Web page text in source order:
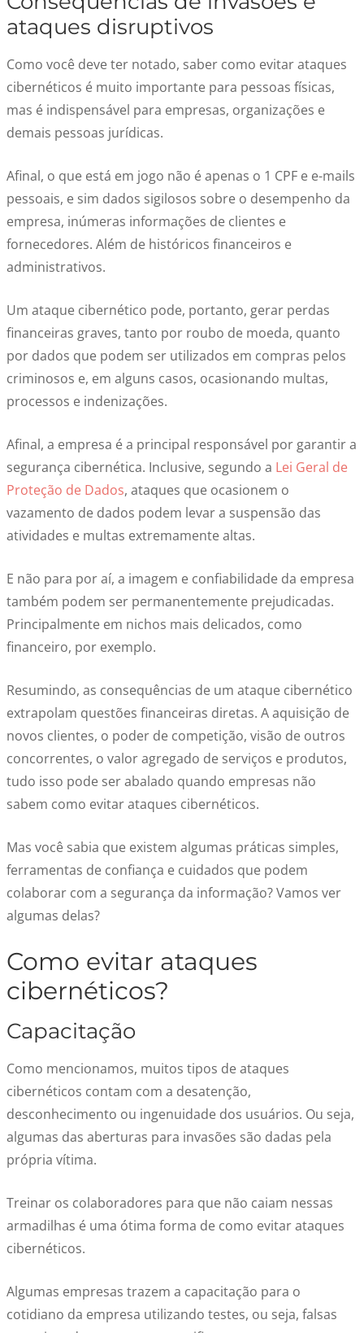
ataques disruptivos
Como você deve ter notado, saber como evitar ataques
cibernéticos é muito importante para pessoas físicas,
mas é indispensável para empresas, organizações e
demais pessoas jurídicas.
Afinal, o que está em jogo não é apenas o 1 CPF e e-mails
pessoais, e sim dados sigilosos sobre o desempenho da
empresa, inúmeras informações de clientes e
fornecedores. Além de históricos financeiros e
administrativos.
Um ataque cibernético pode, portanto, gerar perdas
financeiras graves, tanto por roubo de moeda, quanto
por dados que podem ser utilizados em compras pelos
criminosos e, em alguns casos, ocasionando multas,
processos e indenizações.
Afinal, a empresa é a principal responsável por garantir a
segurança cibernética. Inclusive, segundo a Lei Geral de
Proteção de Dados, ataques que ocasionem o
vazamento de dados podem levar a suspensão das
atividades e multas extremamente altas.
E não para por aí, a imagem e confiabilidade da empresa
também podem ser permanentemente prejudicadas.
Principalmente em nichos mais delicados, como
financeiro, por exemplo.
Resumindo, as consequências de um ataque cibernético
extrapolam questões financeiras diretas. A aquisição de
novos clientes, o poder de competição, visão de outros
concorrentes, o valor agregado de serviços e produtos,
tudo isso pode ser abalado quando empresas não
sabem como evitar ataques cibernéticos.
Mas você sabia que existem algumas práticas simples,
ferramentas de confiança e cuidados que podem
colaborar com a segurança da informação? Vamos ver
algumas delas?
Como evitar ataques
cibernéticos?
Capacitação
Como mencionamos, muitos tipos de ataques
cibernéticos contam com a desatenção,
desconhecimento ou ingenuidade dos usuários. Ou seja,
algumas das aberturas para invasões são dadas pela
própria vítima.
Treinar os colaboradores para que não caiam nessas
armadilhas é uma ótima forma de como evitar ataques
cibernéticos.
Algumas empresas trazem a capacitação para o
cotidiano da empresa utilizando testes, ou seja, falsas